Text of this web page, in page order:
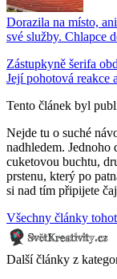
Dorazila na místo,
své služby. Chlapce
Zástupkyně šerifa
Její pohotová reakce
Tento článek byl
Nejde tu o suché
nadhledem. Jednoho
cuketovou buchtu,
prstenu, který po
si nad tím připijete
Všechny články
Další články z